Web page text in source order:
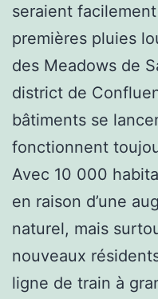
seraient
premières pluies
des Meadows de
district de
bâtiments se
fonctionnent
Avec 10 000
en raison d’une
naturel, mais
nouveaux
ligne de train à